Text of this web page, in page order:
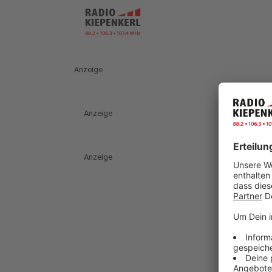
Anzeige
Anzeige
Anzeige